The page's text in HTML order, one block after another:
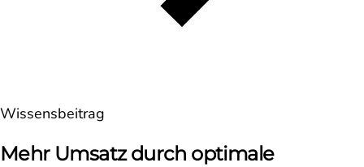
Wissensbeitrag
Mehr Umsatz durch optimale